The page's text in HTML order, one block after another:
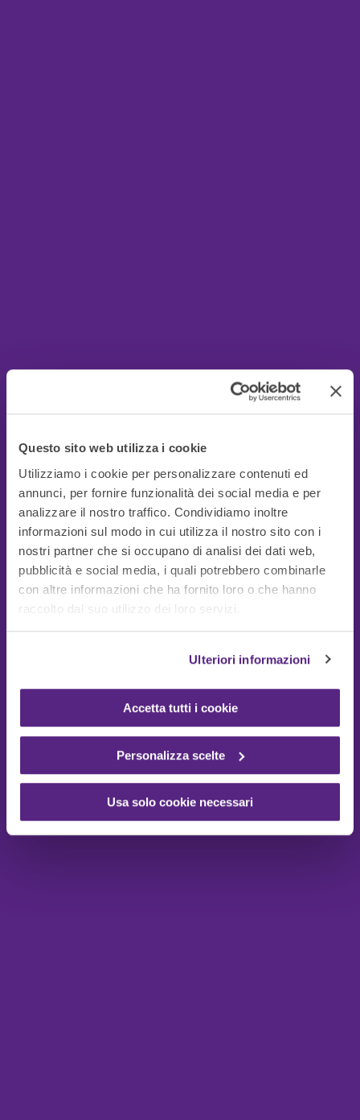
Questo sito web utilizza i cookie
Utilizziamo i cookie per personalizzare contenuti ed
annunci, per fornire funzionalità dei social media e per
analizzare il nostro traffico. Condividiamo inoltre
informazioni sul modo in cui utilizza il nostro sito con i
nostri partner che si occupano di analisi dei dati web,
pubblicità e social media, i quali potrebbero combinarle
con altre informazioni che ha fornito loro o che hanno
raccolto dal suo utilizzo dei loro servizi.
Ulteriori informazioni
Accetta tutti i cookie
Personalizza scelte
Usa solo cookie necessari
Guide Utili